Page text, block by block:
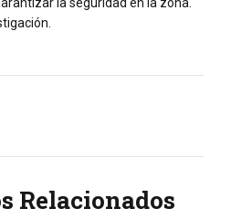
Relacionados